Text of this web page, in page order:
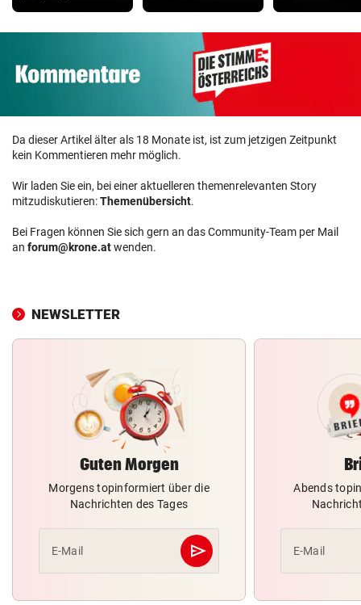
Da dieser Artikel älter als 18 Monate ist, ist zum jetzigen Zeitpunkt
kein Kommentieren mehr möglich.
Wir laden Sie ein, bei einer aktuelleren themenrelevanten Story
mitzudiskutieren:Themenübersicht.
Bei Fragen können Sie sich gern an das Community-Team per Mail
an forum@krone.atwenden.
NEWSLETTER
Guten Morgen
Morgens topinformiert über die
Nachrichten des Tages
E-Mail send
Abschicken
Abends
E-Mail